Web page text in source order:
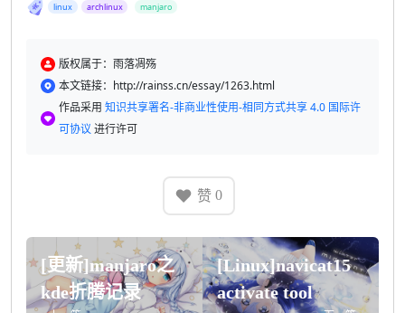
linux archlinux manjaro
版权属于：雨落凋殇
本文链接：http://rainss.cn/essay/1263.html
作品采用 知识共享署名-非商业性使用-相同方式共享 4.0 国际许
可协议 进行许可
赞 0
[更新]manjaro之
kde折腾记录
[Linux]navicat15
activate tool